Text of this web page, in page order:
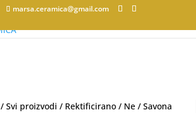
marsa.ceramica@gmail.com
/Svi proizvodi / Rektificirano / Ne / Savona